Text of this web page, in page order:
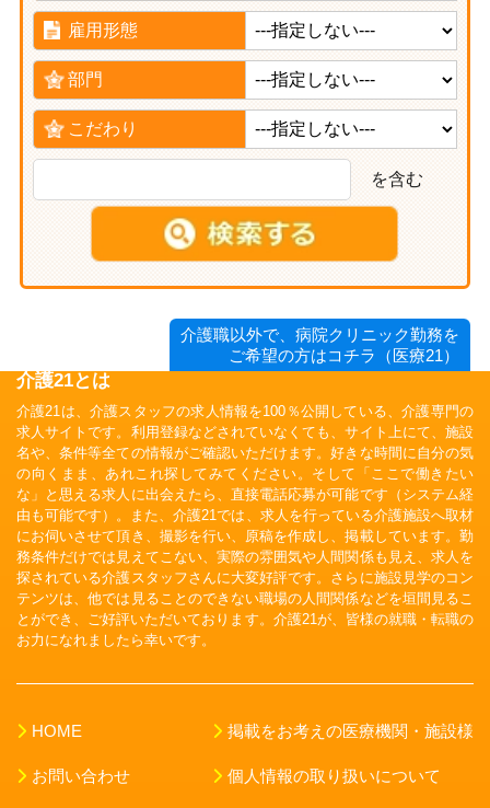
雇用形態
部門
こだわり
を含む
介護職以外で、病院クリニック勤務を
ご希望の方はコチラ（医療21）
介護21とは
介護21は、介護スタッフの求人情報を100％公開している、介護専門の
求人サイトです。利用登録などされていなくても、サイト上にて、施設
名や、条件等全ての情報がご確認いただけます。好きな時間に自分の気
の向くまま、あれこれ探してみてください。そして「ここで働きたい
な」と思える求人に出会えたら、直接電話応募が可能です（システム経
由も可能です）。また、介護21では、求人を行っている介護施設へ取材
にお伺いさせて頂き、撮影を行い、原稿を作成し、掲載しています。勤
務条件だけでは見えてこない、実際の雰囲気や人間関係も見え、求人を
探されている介護スタッフさんに大変好評です。さらに施設見学のコン
テンツは、他では見ることのできない職場の人間関係などを垣間見るこ
とができ、ご好評いただいております。介護21が、皆様の就職・転職の
お力になれましたら幸いです。
HOME
お問い合わせ
掲載をお考えの医療機関・施設様
個人情報の取り扱いについて